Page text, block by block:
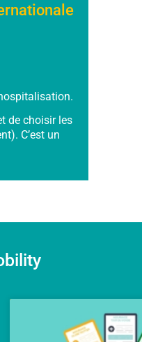
de choisir les
C’est un